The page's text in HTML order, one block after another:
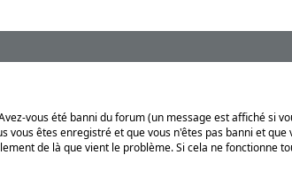
vous été banni du forum (un message est affiché si
êtes enregistré et que vous n'êtes pas banni et que
de là que vient le problème. Si cela ne fonctionne